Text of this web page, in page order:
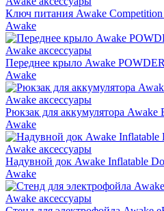
Ключ питания Awake
Awake
Awake аксессуары
Переднее крыло Awake
Awake
Awake аксессуары
Рюкзак для аккумулятора Awake
Awake
Awake аксессуары
Надувной док Awake Inflatable
Awake
Awake аксессуары